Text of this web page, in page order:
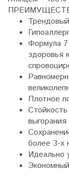
Формула
здоровья
Плотное
более 3-х
Идеально